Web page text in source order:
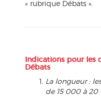
« rubrique Débats ».
Indications pour les
Débats
La longueur :
de 15 000 à 20